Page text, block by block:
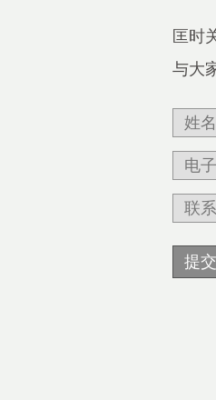
匡时
与大